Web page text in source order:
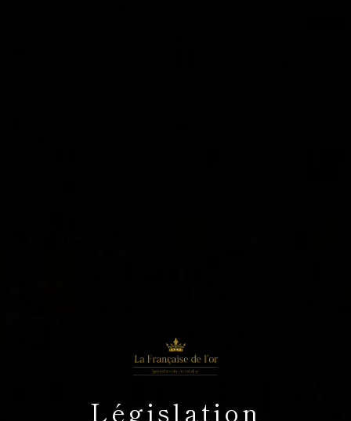
Législation